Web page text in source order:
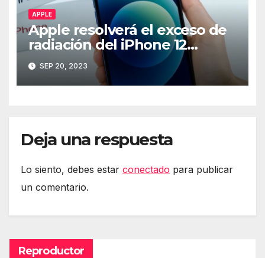
APPLE
Apple resolverá el exceso de
radiación del iPhone 12
mediante software
SEP 20, 2023
Deja una respuesta
Lo siento, debes estar conectado para publicar
un comentario.
Reproductor